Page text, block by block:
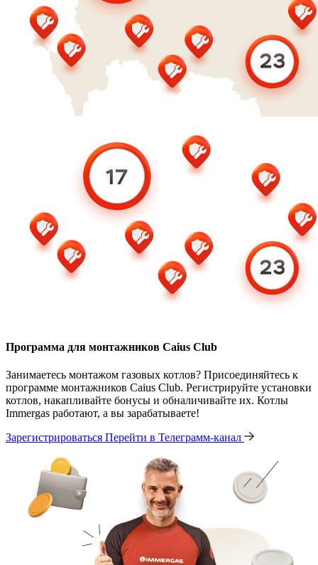
Программа для монтажников Caius Club
Занимаетесь монтажом газовых котлов? Присоединяйтесь к
программе монтажников Caius Club. Регистрируйте установки
котлов, накапливайте бонусы и обналичивайте их. Котлы
Immergas работают, а вы зарабатываете!
Зарегистрироваться Перейти в Телеграмм-канал